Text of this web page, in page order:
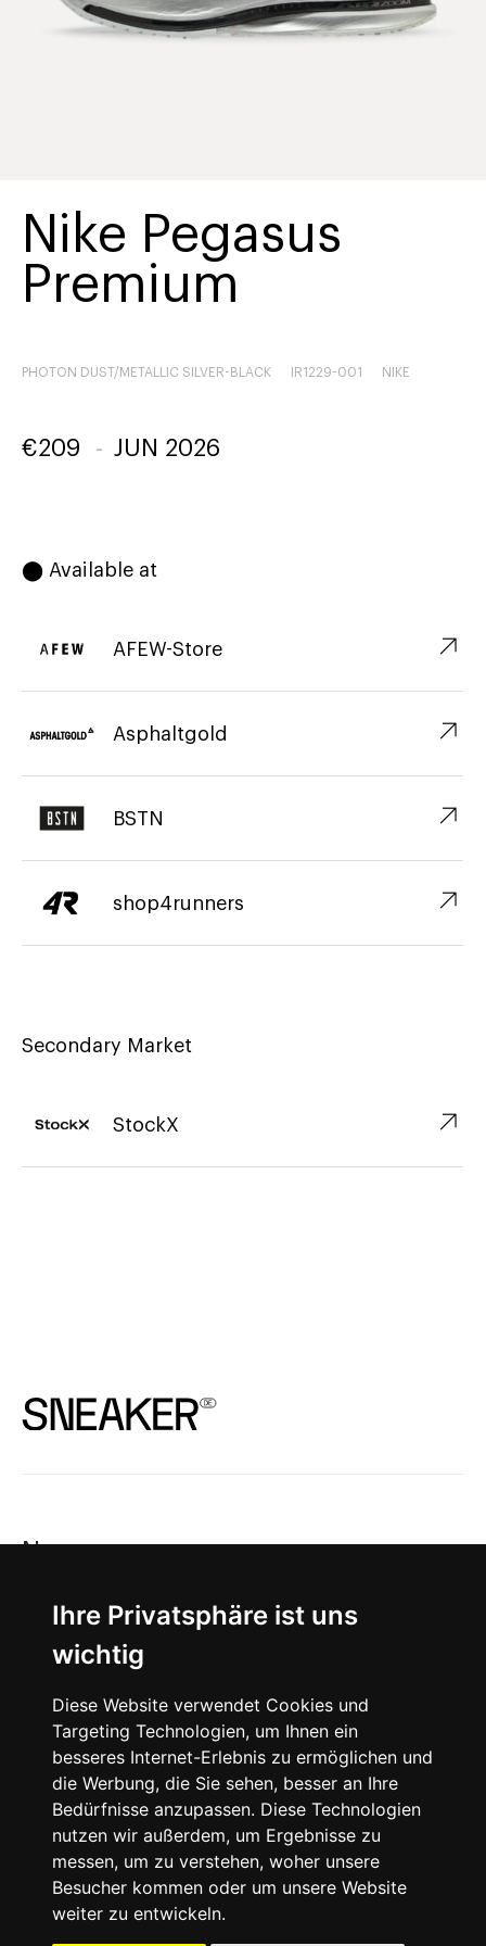
Ihre Privatsphäre ist uns
wichtig
Diese Website verwendet Cookies und
Targeting Technologien, um Ihnen ein
besseres Internet-Erlebnis zu ermöglichen und
die Werbung, die Sie sehen, besser an Ihre
Bedürfnisse anzupassen. Diese Technologien
nutzen wir außerdem, um Ergebnisse zu
messen, um zu verstehen, woher unsere
Besucher kommen oder um unsere Website
weiter zu entwickeln.
Nike Pegasus
Premium
PHOTON DUST/METALLIC SILVER-BLACK IR1229-001 NIKE
€209 - JUN 2026
⬤ Available at
AFEW-Store ↗︎
Asphaltgold ↗︎
BSTN ↗︎
shop4runners ↗︎
Secondary Market
StockX ↗︎
News
About
Instagram
Facebook
© 2024 SNEAKERᴰᴱ, All rights reserved.
Impressum Datenschutz